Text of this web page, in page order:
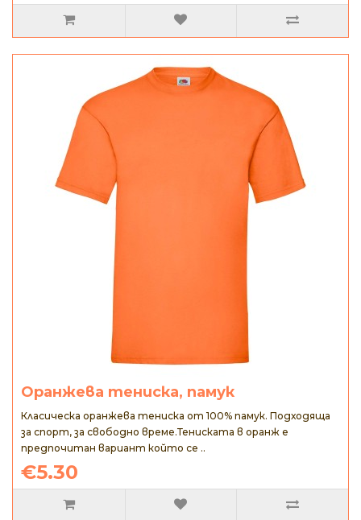
Оранжева тениска, памук
Класическа оранжева тениска от 100% памук. Подходяща
за спорт, за свободно време.Тениската в оранж е
предпочитан вариант който се ..
€5.30